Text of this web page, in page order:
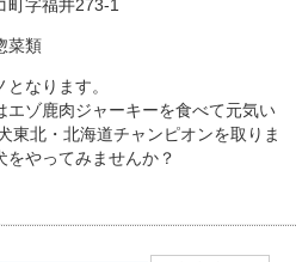
町字福井273-1
菜類
なります。
エゾ鹿肉ジャーキーを食べて元気い
東北・北海道チャンピオンを取りま
をやってみませんか？